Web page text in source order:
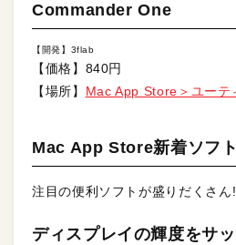
Commander One
【開発】3flab
【価格】840円
【場所】 Mac App Store＞ユーテ
Mac App Store新着ソフト
注目の便利ソフトが盛りだくさん!
ディスプレイの輝度をサ